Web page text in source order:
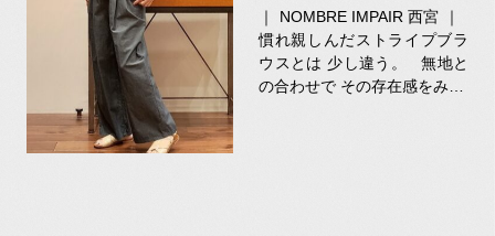
｜ NOMBRE IMPAIR 西宮 ｜
慣れ親しんだストライプブラ
ウスとは 少し違う。 無地と
の合わせで その存在感をみ…